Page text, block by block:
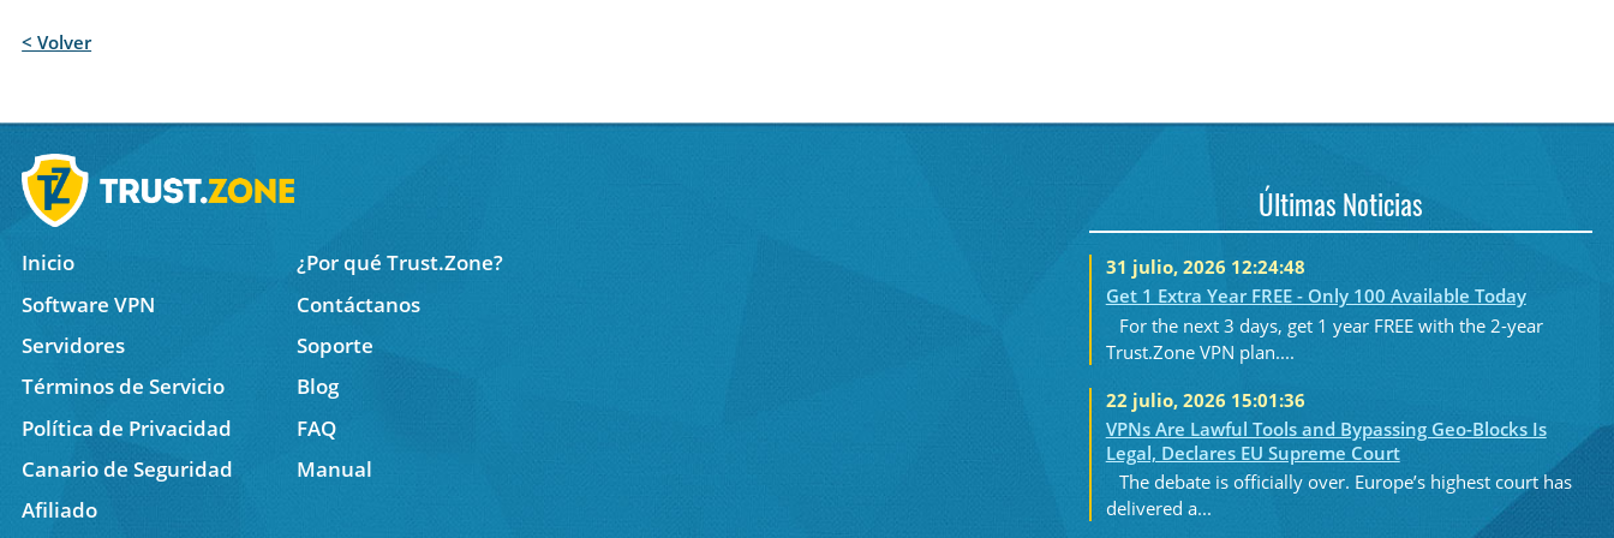
< Volver
Inicio
¿Por qué Trust.Zone?
Software VPN
Contáctanos
Servidores
Soporte
Términos de Servicio
Blog
Política de Privacidad
FAQ
Canario de Seguridad
Manual
Afiliado
Últimas Noticias
31 julio, 2026 12:24:48
Get 1 Extra Year FREE - Only 100 Available Today
For the next 3 days, get 1 year FREE with the 2-year
Trust.Zone VPN plan....
22 julio, 2026 15:01:36
VPNs Are Lawful Tools and Bypassing Geo-Blocks Is
Legal, Declares EU Supreme Court
The debate is officially over. Europe’s highest court has
delivered a...